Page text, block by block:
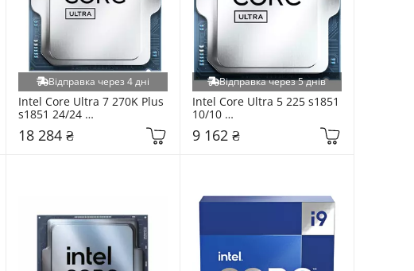
Відправка через 4 дні
Intel Core Ultra 7 270K Plus
s1851 24/24
(AT807683B9B4884) Tray
18 284 ₴
Відправка через 5 днів
Intel Core Ultra 5 225 s1851
10/10
(AT8076806415SRQCZ) Tray
9 162 ₴